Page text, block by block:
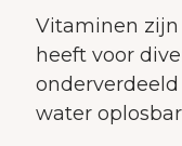
Vitaminen
heeft voor
water